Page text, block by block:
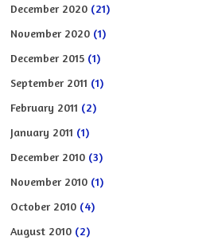
December 2020 (21)
November 2020 (1)
December 2015 (1)
September 2011 (1)
February 2011 (2)
January 2011 (1)
December 2010 (3)
November 2010 (1)
October 2010 (4)
August 2010 (2)